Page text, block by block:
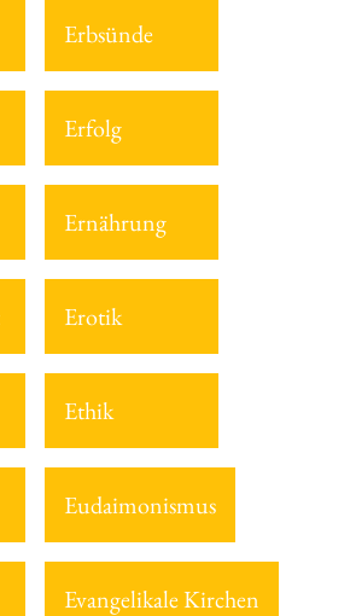
Erbsünde
Erfolg
Ernährung
Erotik
Ethik
Eudaimonismus
Evangelikale Kirchen